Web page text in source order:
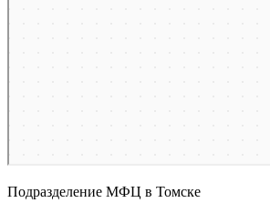
Подразделение МФЦ в Томске